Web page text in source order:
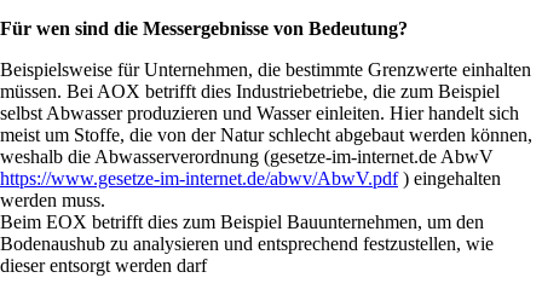
Für wen sind die Messergebnisse von Bedeutung?
Beispielsweise für Unternehmen, die bestimmte Grenzwerte einhalten
müssen. Bei AOX betrifft dies Industriebetriebe, die zum Beispiel
selbst Abwasser produzieren und Wasser einleiten. Hier handelt sich
meist um Stoffe, die von der Natur schlecht abgebaut werden können,
weshalb die Abwasserverordnung (gesetze-im-internet.de AbwV
https://www.gesetze-im-internet.de/abwv/AbwV.pdf) eingehalten
werden muss.
Beim EOX betrifft dies zum Beispiel Bauunternehmen, um den
Bodenaushub zu analysieren und entsprechend festzustellen, wie
dieser entsorgt werden darf